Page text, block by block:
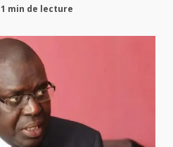
1 min de lecture